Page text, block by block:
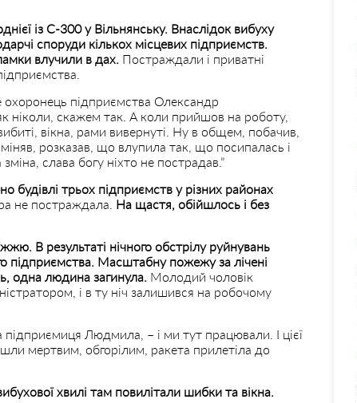
із С-300 у Вільнянську. Внаслідок вибуху
споруди кількох місцевих підприємств.
влучили в дах. Постраждали і приватні
підприємства Олександр
ніколи, скажем так. А коли прийшов на роботу,
вікна, рами вивернуті. Ну в общем, побачив,
розказав, що влупила так, що посипалась і
слава богу ніхто не пострадав.”
будівлі трьох підприємств у різних районах
не постраждала. На щастя, обійшлось і без
В результаті нічного обстрілу руйнувань
підприємства. Масштабну пожежу за лічені
одна людина загинула. Молодий чоловік
і в ту ніч залишився на робочому
Людмила, – і ми тут працювали. І цієї
мертвим, обгорілим, ракета прилетіла до
хвилі там повилітали шибки та вікна.